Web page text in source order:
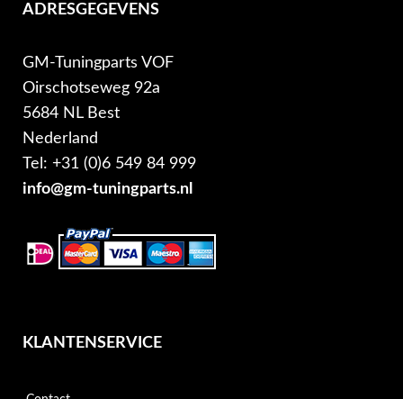
ADRESGEGEVENS
GM-Tuningparts VOF
Oirschotseweg 92a
5684 NL Best
Nederland
Tel: +31 (0)6 549 84 999
info@gm-tuningparts.nl
KLANTENSERVICE